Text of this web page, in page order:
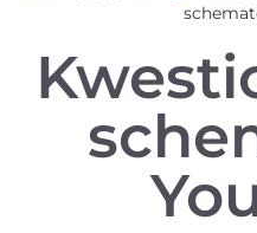
Według specjalizacji
Psycholog w Twoim języku
Diagnozy psychologiczne
Testy psychologiczne